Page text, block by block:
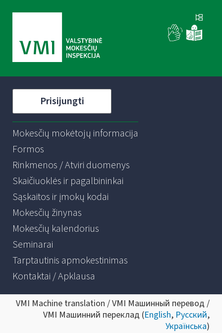
Prisijungti
Mokesčių mokėtojų informacija
Formos
Rinkmenos / Atviri duomenys
Skaičiuoklės ir pagalbininkai
Sąskaitos ir įmokų kodai
Mokesčių žinynas
Mokesčių kalendorius
Seminarai
Tarptautinis apmokestinimas
Kontaktai / Apklausa
VMI Machine translation / VMI Машинный перевод /
VMI Машинний переклад (English, Русский,
Українська)